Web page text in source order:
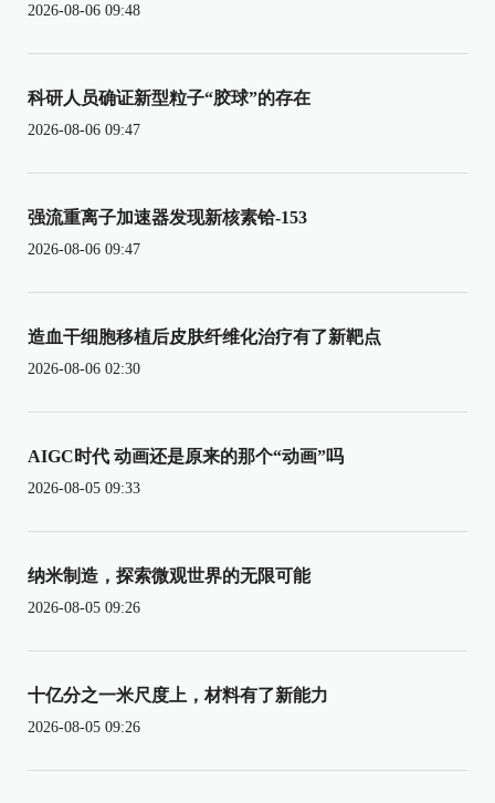
2026-08-06 09:48
科研人员确证新型粒子“胶球”的存在
2026-08-06 09:47
强流重离子加速器发现新核素铪-153
2026-08-06 09:47
造血干细胞移植后皮肤纤维化治疗有了新靶点
2026-08-06 02:30
AIGC时代 动画还是原来的那个“动画”吗
2026-08-05 09:33
纳米制造，探索微观世界的无限可能
2026-08-05 09:26
十亿分之一米尺度上，材料有了新能力
2026-08-05 09:26